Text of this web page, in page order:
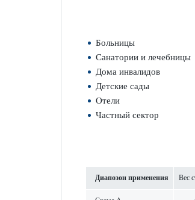
Больницы
Санатории и лечебницы
Дома инвалидов
Детские сады
Отели
Частный сектор
Диапозон применения Вес